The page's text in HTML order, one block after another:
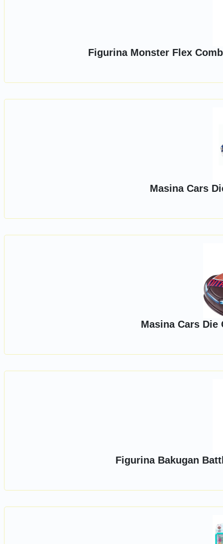
Figurina Monster Flex
Masina Cars
Masina Cars Die
Figurina Bakugan